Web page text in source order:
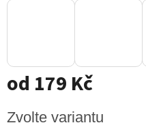
od 179 Kč
cena:
Zvolte variantu